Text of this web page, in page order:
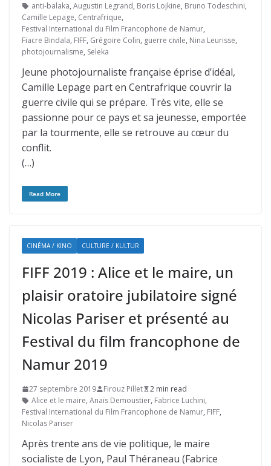
anti-balaka, Augustin Legrand, Boris Lojkine, Bruno Todeschini,
Camille Lepage, Centrafrique,
Festival International du Film Francophone de Namur,
Fiacre Bindala, FIFF, Grégoire Colin, guerre civile, Nina Leurisse,
photojournalisme, Seleka
Jeune photojournaliste française éprise d’idéal,
Camille Lepage part en Centrafrique couvrir la
guerre civile qui se prépare. Très vite, elle se
passionne pour ce pays et sa jeunesse, emportée
par la tourmente, elle se retrouve au cœur du
conflit.
(…)
Read More
CINÉMA / KINO CULTURE / KULTUR
FIFF 2019 : Alice et le maire, un
plaisir oratoire jubilatoire signé
Nicolas Pariser et présenté au
Festival du film francophone de
Namur 2019
27 septembre 2019 Firouz Pillet
2 min read
Alice et le maire, Anaïs Demoustier, Fabrice Luchini,
Festival International du Film Francophone de Namur, FIFF,
Nicolas Pariser
Après trente ans de vie politique, le maire
socialiste de Lyon, Paul Théraneau (Fabrice